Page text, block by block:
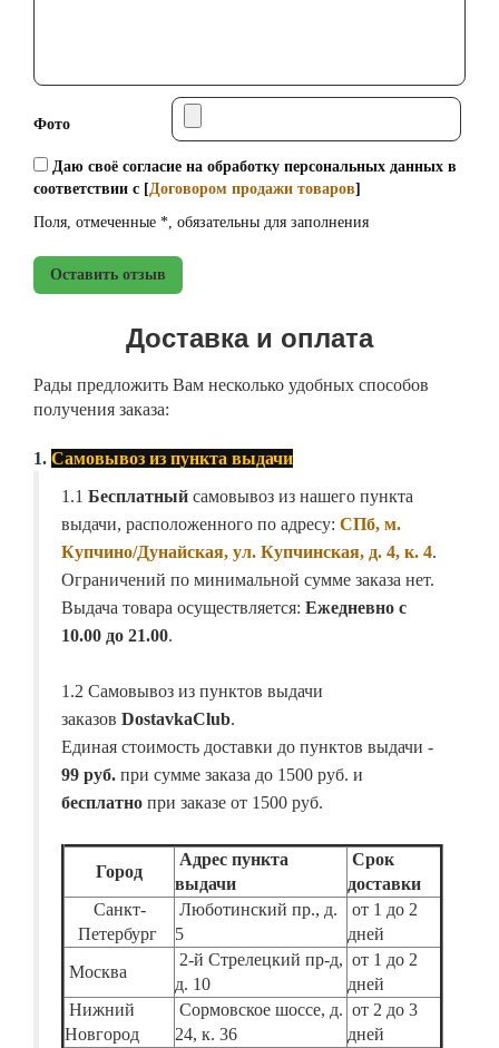
Фото
Даю своё согласие на обработку персональных данных в
соответствии с [Договором продажи товаров]
Поля, отмеченные *, обязательны для заполнения
Оставить отзыв
Доставка и оплата
Рады предложить Вам несколько удобных способов
получения заказа:
1. Самовывоз из пункта выдачи
1.1 Бесплатный самовывоз из нашего пункта
выдачи, расположенного по адресу: СПб, м.
Купчино/Дунайская, ул. Купчинская, д. 4, к. 4.
Ограничений по минимальной сумме заказа нет.
Выдача товара осуществляется: Ежедневно с
10.00 до 21.00.
1.2 Самовывоз из пунктов выдачи
заказов DostavkaClub.
Единая стоимость доставки до пунктов выдачи -
99 руб. при сумме заказа до 1500 руб. и
бесплатно при заказе от 1500 руб.
Город
Адрес пункта
выдачи
Срок
доставки
Санкт-
Петербург
Люботинский пр., д.
5
от 1 до 2
дней
Москва
2-й Стрелецкий пр-д,
д. 10
от 1 до 2
дней
Нижний
Новгород
Сормовское шоссе, д.
24, к. 36
от 2 до 3
дней